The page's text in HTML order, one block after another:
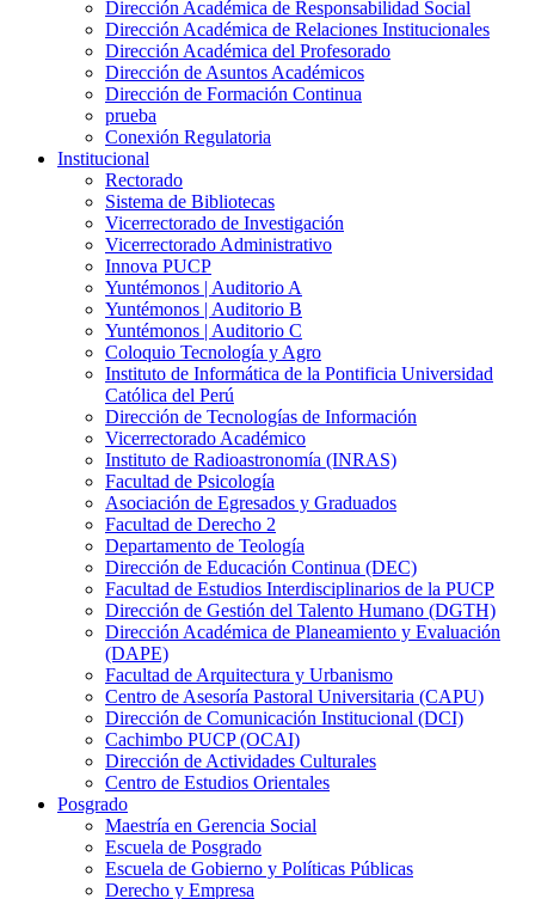
Dirección Académica de Responsabilidad Social
Dirección Académica de Relaciones Institucionales
Dirección Académica del Profesorado
Dirección de Asuntos Académicos
Dirección de Formación Continua
prueba
Conexión Regulatoria
Institucional
Rectorado
Sistema de Bibliotecas
Vicerrectorado de Investigación
Vicerrectorado Administrativo
Innova PUCP
Yuntémonos | Auditorio A
Yuntémonos | Auditorio B
Yuntémonos | Auditorio C
Coloquio Tecnología y Agro
Instituto de Informática de la Pontificia Universidad
Católica del Perú
Dirección de Tecnologías de Información
Vicerrectorado Académico
Instituto de Radioastronomía (INRAS)
Facultad de Psicología
Asociación de Egresados y Graduados
Facultad de Derecho 2
Departamento de Teología
Dirección de Educación Continua (DEC)
Facultad de Estudios Interdisciplinarios de la PUCP
Dirección de Gestión del Talento Humano (DGTH)
Dirección Académica de Planeamiento y Evaluación
(DAPE)
Facultad de Arquitectura y Urbanismo
Centro de Asesoría Pastoral Universitaria (CAPU)
Dirección de Comunicación Institucional (DCI)
Cachimbo PUCP (OCAI)
Dirección de Actividades Culturales
Centro de Estudios Orientales
Posgrado
Maestría en Gerencia Social
Escuela de Posgrado
Escuela de Gobierno y Políticas Públicas
Derecho y Empresa